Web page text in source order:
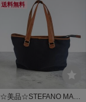
コンビ 鞄 チャーム ネイビ
ー ブラウン /X メンズ
送料無料
☆美品☆STEFANO MAN